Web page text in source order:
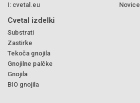
I: cvetal.eu
Novice
Cvetal izdelki
Substrati
Zastirke
Tekoča gnojila
Gnojilne palčke
Gnojila
BIO gnojila